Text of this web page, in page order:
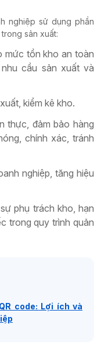
nghiệp sử dụng phần
trong sản xuất:
mức tồn kho an toàn
cầu sản xuất và
kiểm kê kho.
thực, đảm bảo hàng
chính xác, tránh
nghiệp, tăng hiệu
phụ trách kho, hạn
trong quy trình quản
code: Lợi ích và